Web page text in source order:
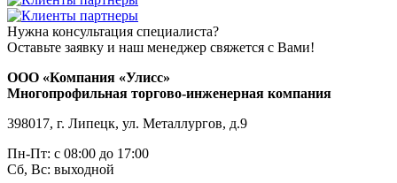
Нужна консультация специалиста?
Оставьте заявку и наш менеджер свяжется с Вами!
ООО «Компания «Улисс»
Многопрофильная торгово-инженерная компания
398017, г. Липецк, ул. Металлургов, д.9
Пн-Пт: с 08:00 до 17:00
Сб, Вс: выходной